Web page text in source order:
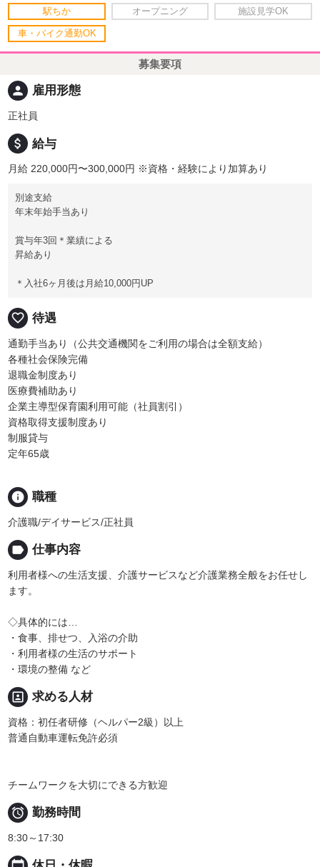
駅ちか オープニング 施設見学OK
車・バイク通勤OK
募集要項
person 雇用形態
正社員
attach_money 給与
月給 220,000円〜300,000円 ※資格・経験により加算あり
別途支給
年末年始手当あり
賞与年3回＊業績による
昇給あり
＊入社6ヶ月後は月給10,000円UP
favorite_border 待遇
通勤手当あり（公共交通機関をご利用の場合は全額支給）
各種社会保険完備
退職金制度あり
医療費補助あり
企業主導型保育園利用可能（社員割引）
資格取得支援制度あり
制服貸与
定年65歳
info 職種
介護職/デイサービス/正社員
label 仕事内容
利用者様への生活支援、介護サービスなど介護業務全般をお任せし
ます。
◇具体的には…
・食事、排せつ、入浴の介助
・利用者様の生活のサポート
・環境の整備 など
portrait 求める人材
資格：初任者研修（ヘルパー2級）以上
普通自動車運転免許必須
チームワークを大切にできる方歓迎
 勤務時間
8:30～17:30